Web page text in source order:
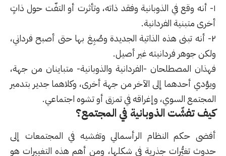
١- أنه وقع في الذوبانية وفقد ذاته، وتأثرت أو التفّت حول ذاتٍ
أخرى متبنية الفردانية.
٢- أنه تبنى هذه الذاتية الجديدة وصُبِغ بها حتى أصبح فرداني،
ولكن جوهر فردانيته غير أصيل.
فهذان المصطلحان -الفردانية والذوبانية- متباينان من جهة،
ويؤدي أحدهما إلى الآخر من جهة أخرى، وكلاهما جدير بتدمير
المجتمع السوي، وإغراقه في تمزق أو تشوه اجتماعي.
كيف تفشّت الذوبانية في المجتمع؟
أفضى حكم النظام الرأسماليوتفشيه في المجتمعات إلى
حدوث تغيُّرات جذرية في شكلها، ومن أهم هذه التغييرات هو